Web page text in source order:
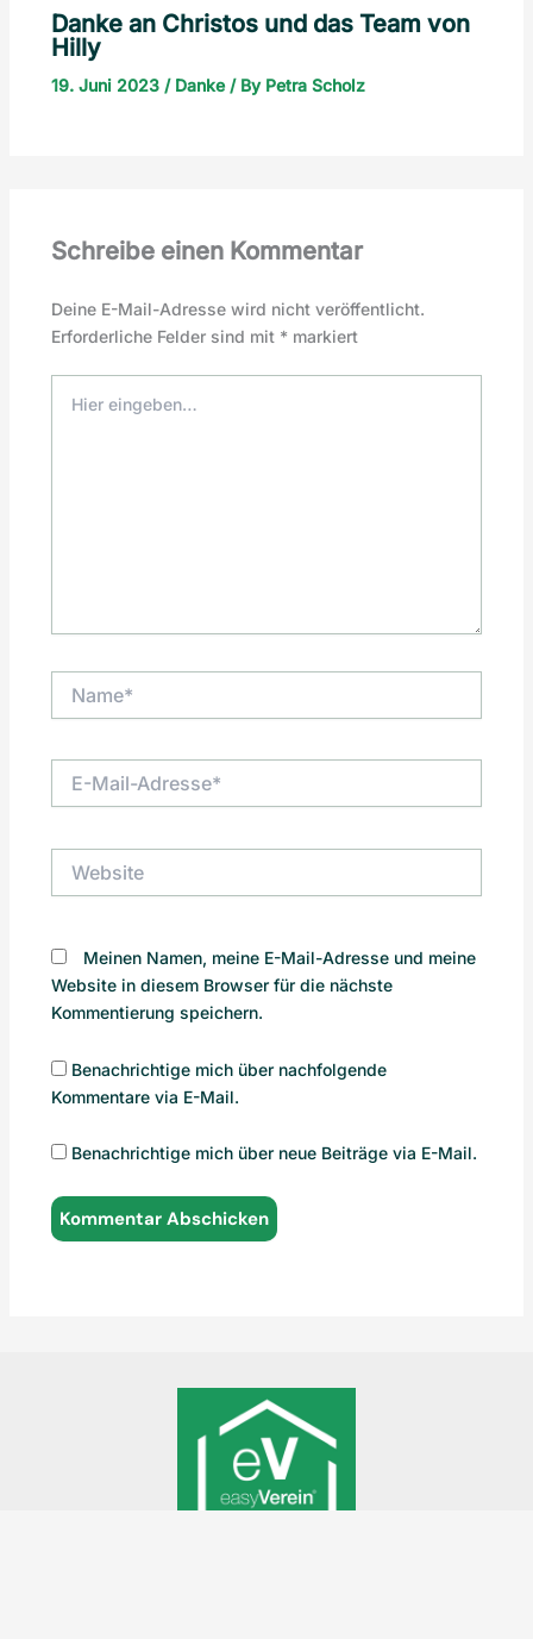
Danke an Christos und das Team von
Hilly
19. Juni 2023 / Danke/ By Petra Scholz
Schreibe einen Kommentar
Deine E-Mail-Adresse wird nicht veröffentlicht.
Erforderliche Felder sind mit *markiert
eingeben…
Mail-
Meinen Namen, meine E-Mail-Adresse und meine
Website in diesem Browser für die nächste
Kommentierung speichern.
Benachrichtige mich über nachfolgende
Kommentare via E-Mail.
Benachrichtige mich über neue Beiträge via E-Mail.